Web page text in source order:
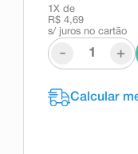
1 X de
R$ 4,69
s/ juros no cartão
- +